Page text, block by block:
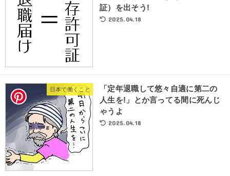
証）を出そう!
2025.04.18
日本で働くこと
「定年退職して悠々自適に第二の
人生を!」とか言ってる間に死んじ
ゃうよ
2025.04.18